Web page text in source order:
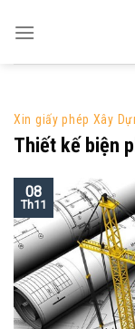
Xin giấy phép Xây
Thiết kế biện
08
Th11